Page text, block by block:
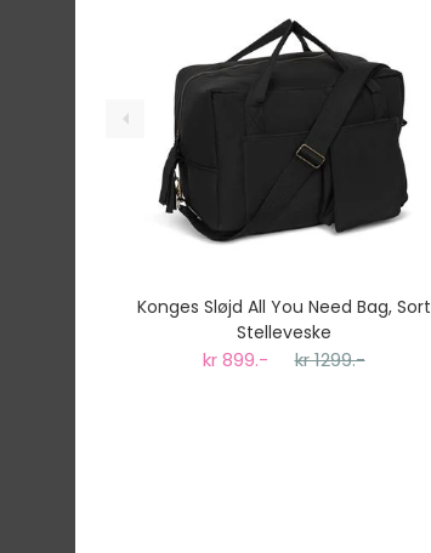
Konges Sløjd All You Need Bag, Sort
Stelleveske
kr 899.- kr 1299.-